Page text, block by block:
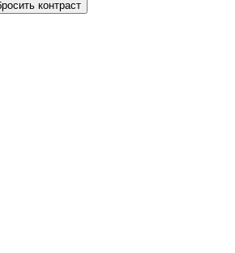
контраст